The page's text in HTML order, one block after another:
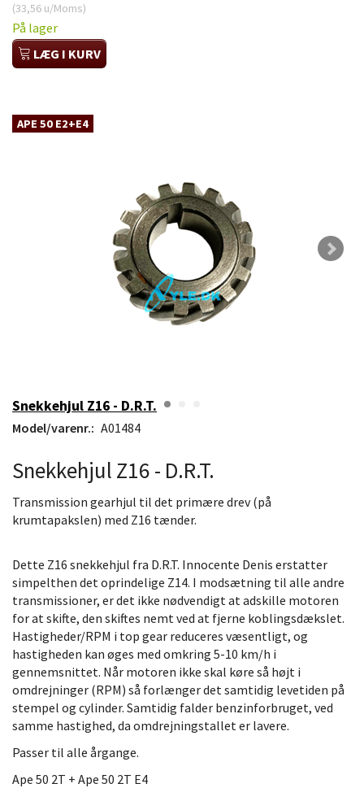
(33,56 u/Moms)
På lager
LÆG I KURV
APE 50 E2+E4
Snekkehjul Z16 - D.R.T.
Model/varenr.: A01484
Snekkehjul Z16 - D.R.T.
Transmission gearhjul til det primære drev (på
krumtapakslen) med Z16 tænder.
Dette Z16 snekkehjul fra D.R.T. Innocente Denis erstatter
simpelthen det oprindelige Z14. I modsætning til alle andre
transmissioner, er det ikke nødvendigt at adskille motoren
for at skifte, den skiftes nemt ved at fjerne koblingsdækslet.
Hastigheder/RPM i top gear reduceres væsentligt, og
hastigheden kan øges med omkring 5-10 km/h i
gennemsnittet. Når motoren ikke skal køre så højt i
omdrejninger (RPM) så forlænger det samtidig levetiden på
stempel og cylinder. Samtidig falder benzinforbruget, ved
samme hastighed, da omdrejningstallet er lavere.
Passer til alle årgange.
Ape 50 2T + Ape 50 2T E4